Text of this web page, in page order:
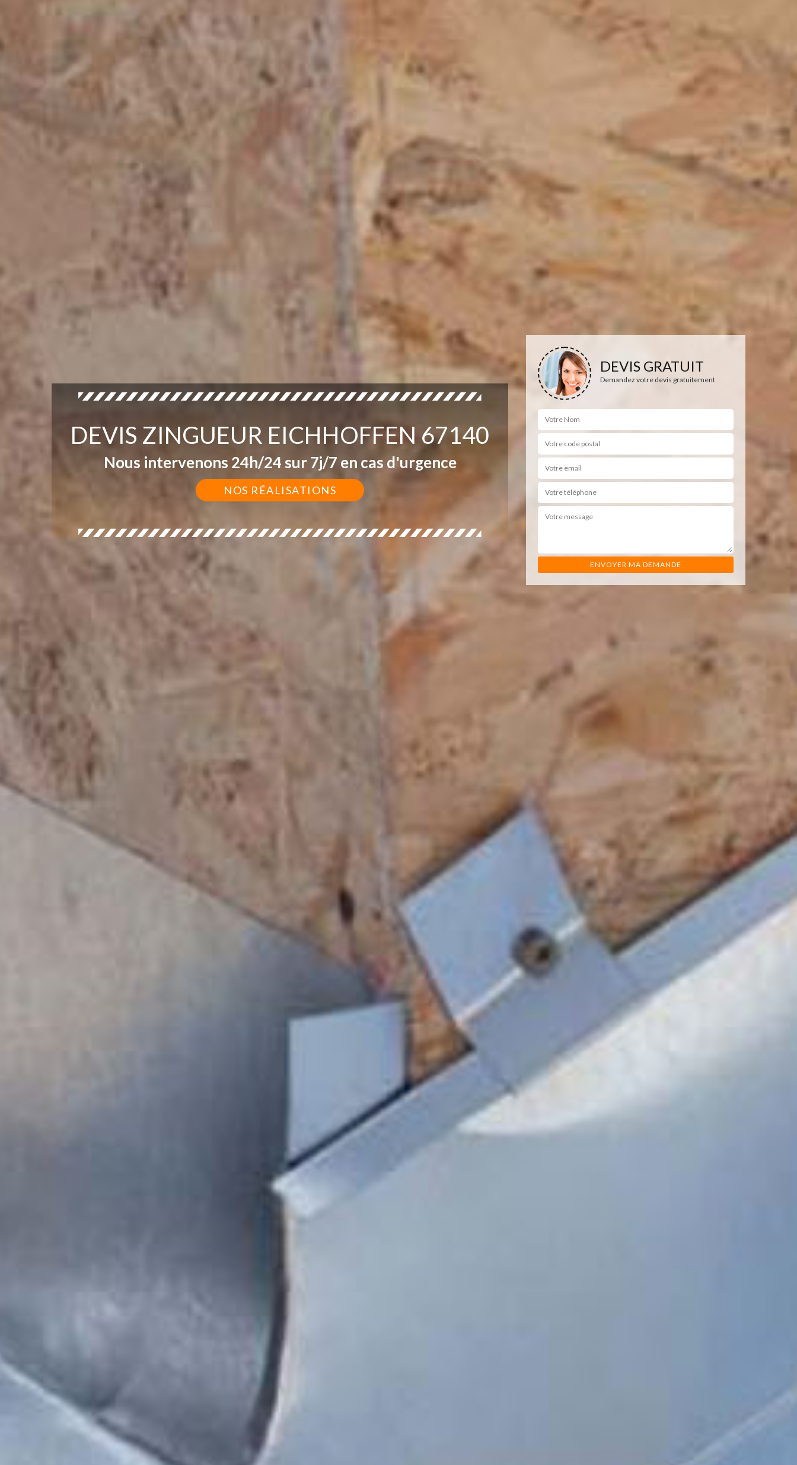
DEVIS ZINGUEUR EICHHOFFEN 67140
Nous intervenons 24h/24 sur 7j/7 en cas d'urgence
NOS RÉALISATIONS
DEVIS GRATUIT
Demandez votre devis gratuitement